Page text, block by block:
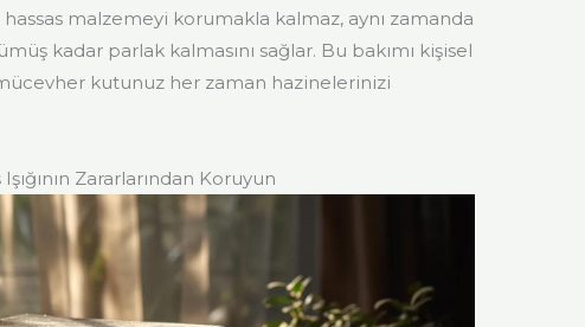
malzemeyi korumakla kalmaz, aynı zamanda
kadar parlak kalmasını sağlar. Bu bakımı kişisel
kutunuz her zaman hazinelerinizi
Zararlarından Koruyun